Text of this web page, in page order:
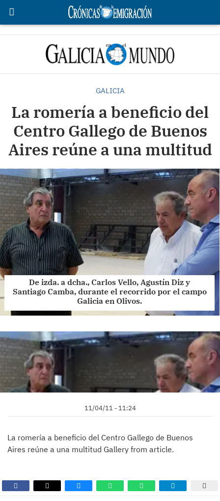
GALICIA
La romería a beneficio del
Centro Gallego de Buenos
Aires reúne a una multitud
De izda. a dcha., Carlos Vello, Agustín Diz y
Santiago Camba, durante el recorrido por el campo
Galicia en Olivos.
11/04/11 - 11:24
La romería a beneficio del Centro Gallego de Buenos
Aires reúne a una multitud Gallery from article.